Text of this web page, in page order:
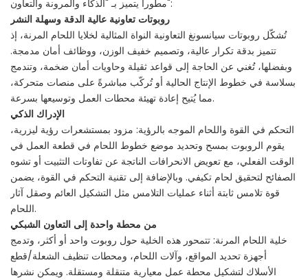
مطوراً يتميز بـ "الذكاء والمرونة والتعاون":
روبوتات تعاونية عالية الدقة وسهلة النشر
تُشكّل روبوتات سيانسونغ التعاونية النواة المثالية لخلايا اللحام المرنة، إذ
تتميز بدقة تكرار عالية، وتصميم خفيف الوزن، ووظائف أمان مدمجة.
وبفضلها، تُغني عن الحاجة إلى قواعد ثقيلة وحاويات أمان ضخمة، وتندمج
بسلاسة في خطوط الإنتاج الحالية أو تُركّب مباشرةً على منصات متحركة،
مما يُتيح إعادة تهيئة محطات العمل وتوسيعها بسرعة.
الإدراك الذكي
التحكم في القوة واللحام الموجه بالرؤية: مزود بمستشعرات رؤية ليزرية،
يقوم الروبوت بمسح وتحديد موضع خطوط اللحام في قطعة العمل في
الوقت الفعلي، مع تعويض الانحرافات الناتجة عن تفاوتات التثبيت أو تشوه
الصفائح لتحقيق لحام تكيفي. وبالإضافة إلى تقنية التحكم في القوة، يضمن
قوة تلامس ثابتة أثناء عمليات التلامس مثل التشكيل العائم وصقل آثار
اللحام.
من محطة واحدة إلى التعاون الشبكي
خلية اللحام المرنة: تتمحور هذه الخلية حول روبوت واحد أو أكثر، وتدمج
أجهزة تحديد المواقع، وآلات اللحام، ومحطات تنظيف الشعلة/قطع
الأسلاك لتشكيل محطة عمل معيارية متنقلة ومستقلة. ويمكن نشرها